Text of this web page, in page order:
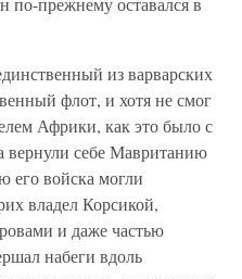
из варварских
флот, и хотя не смог
Африки, как это было с
вернули себе Мавританию
его войска могли
владел Корсикой,
и даже частью
набеги вдоль